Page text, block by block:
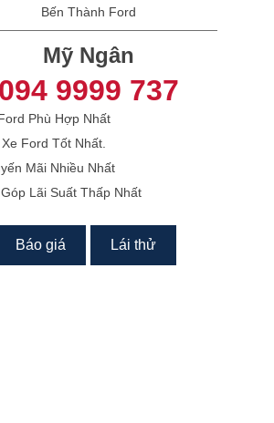
Bến Thành Ford
Mỹ Ngân
094 9999 737
Phù Hợp Nhất
Ford Tốt Nhất.
Mãi Nhiều Nhất
Lãi Suất Thấp Nhất
Báo giá Lái thử